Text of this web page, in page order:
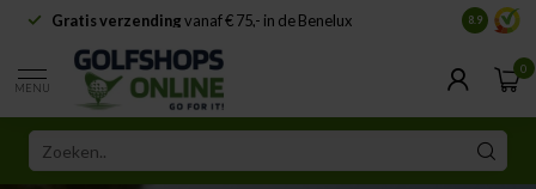
Gratis verzendingvanaf € 75,- in de Benelux 8.9
MENU
0